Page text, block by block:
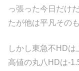
っ張った今日だけ
たが他は平凡その
しかし東急不HD
高値の丸八HDは-